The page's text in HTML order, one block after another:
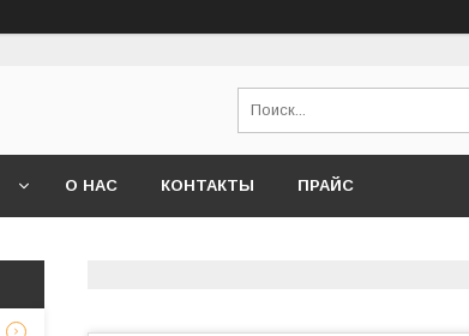
О НАС КОНТАКТЫ ПРАЙС